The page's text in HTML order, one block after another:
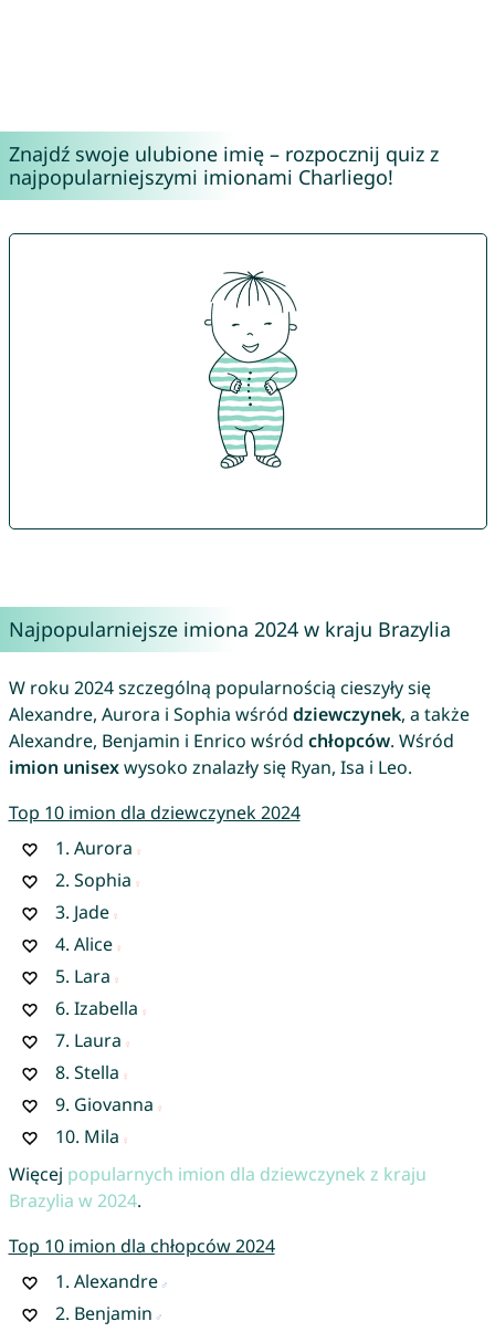
Znajdź swoje ulubione imię – rozpocznij quiz z
najpopularniejszymi imionami Charliego!
Najpopularniejsze imiona 2024 w kraju Brazylia
W roku 2024 szczególną popularnością cieszyły się
Alexandre, Aurora i Sophia wśród dziewczynek, a także
Alexandre, Benjamin i Enrico wśród chłopców. Wśród
imion unisexwysoko znalazły się Ryan, Isa i Leo.
Top 10 imion dla dziewczynek 2024
1. Aurora
2. Sophia
3. Jade
4. Alice
5. Lara
6. Izabella
7. Laura
8. Stella
9. Giovanna
10. Mila
Więcej popularnych imion dla dziewczynek z kraju
Brazylia w 2024.
Top 10 imion dla chłopców 2024
1. Alexandre
2. Benjamin